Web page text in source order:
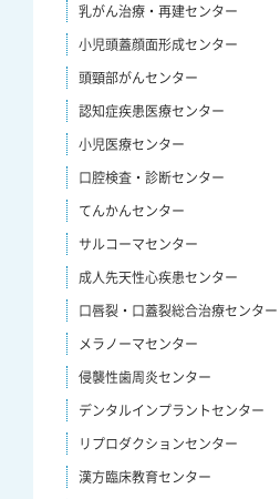
乳がん治療・再建センター
小児頭蓋顔面形成センター
頭頸部がんセンター
認知症疾患医療センター
小児医療センター
口腔検査・診断センター
てんかんセンター
サルコーマセンター
成人先天性心疾患センター
口唇裂・口蓋裂総合治療センター
メラノーマセンター
侵襲性歯周炎センター
デンタルインプラントセンター
リプロダクションセンター
漢方臨床教育センター